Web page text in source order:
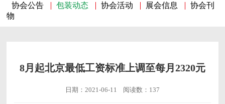
协会公告
包装动态 协会活动 展会信息
协会刊
物
8月起北京最低工资标准上调至每月2320元
日期：2021-06-11 阅读数：137